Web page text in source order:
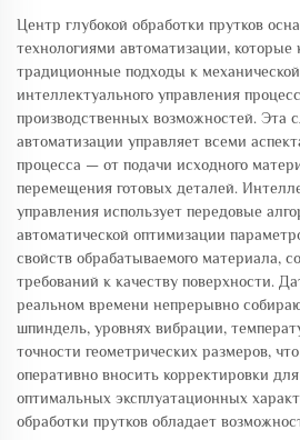
Центр глубокой обработки прутков
технологиями автоматизации,
традиционные подходы к механической
интеллектуального управления
производственных возможностей. Эта
автоматизации управляет всеми
процесса — от подачи исходного
перемещения готовых деталей.
управления использует передовые
автоматической оптимизации
свойств обрабатываемого материала,
требований к качеству поверхности.
реальном времени непрерывно
шпиндель, уровнях вибрации,
точности геометрических размеров,
оперативно вносить корректировки
оптимальных эксплуатационных
обработки прутков обладает